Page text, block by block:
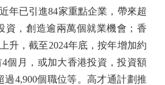
年已引進84家重點企業，帶來超
資，創造逾兩萬個就業機會；香
升，截至2024年底，按年增加約
個月，或加大香港投資，投資額
過4,900個職位等。高才通計劃推